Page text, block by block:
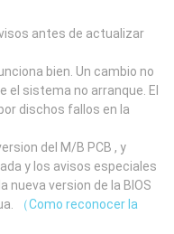
antes de actualizar
bien. Un cambio no
el sistema no arranque. El
dischos fallos en la
del M/B PCB , y
y los avisos especiales
nueva version de la BIOS
（Como reconocer la